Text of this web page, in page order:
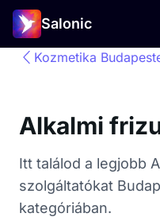
Salonic
Kozmetika
Alkalmi
Itt találod a legjobb
szolgáltatókat
kategóriában.